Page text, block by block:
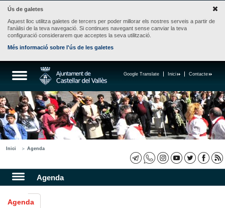
Ús de galetes
Aquest lloc utilitza galetes de tercers per poder millorar els nostres serveis a partir de
l'anàlisi de la teva navegació. Si continues navegant sense canviar la teva
configuració considerarem que acceptes la seva utilització.
Més informació sobre l'ús de les galetes
Contacte
Inici
Google Translate
Inici Agenda
Agenda
Agenda